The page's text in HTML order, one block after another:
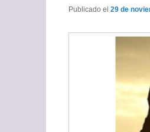
Publicado el 29 de